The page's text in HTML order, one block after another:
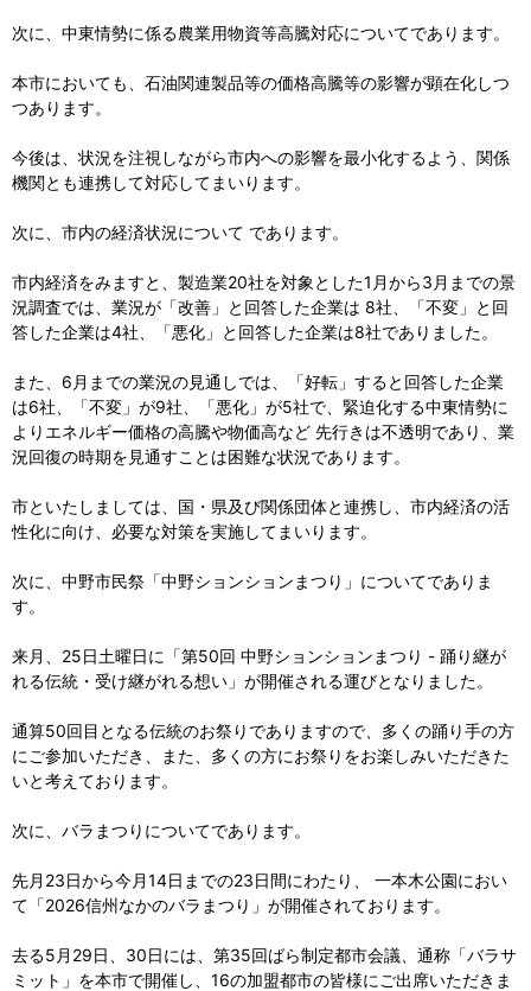
次に、中東情勢に係る農業用物資等高騰対応についてであります。
本市においても、石油関連製品等の価格高騰等の影響が顕在化しつ
つあります。
今後は、状況を注視しながら市内への影響を最小化するよう、関係
機関とも連携して対応してまいります。
次に、市内の経済状況について であります。
市内経済をみますと、製造業20社を対象とした1月から3月までの景
況調査では、業況が「改善」と回答した企業は 8社、「不変」と回
答した企業は4社、「悪化」と回答した企業は8社でありました。
また、6月までの業況の見通しでは、「好転」すると回答した企業
は6社、「不変」が9社、「悪化」が5社で、緊迫化する中東情勢に
よりエネルギー価格の高騰や物価高など 先行きは不透明であり、業
況回復の時期を見通すことは困難な状況であります。
市といたしましては、国・県及び関係団体と連携し、市内経済の活
性化に向け、必要な対策を実施してまいります。
次に、中野市民祭「中野ションションまつり」についてでありま
す。
来月、25日土曜日に「第50回 中野ションションまつり - 踊り継が
れる伝統・受け継がれる想い」が開催される運びとなりました。
通算50回目となる伝統のお祭りでありますので、多くの踊り手の方
にご参加いただき、また、多くの方にお祭りをお楽しみいただきた
いと考えております。
次に、バラまつりについてであります。
先月23日から今月14日までの23日間にわたり、 一本木公園におい
て「2026信州なかのバラまつり」が開催されております。
去る5月29日、30日には、第35回ばら制定都市会議、通称「バラサ
ミット」を本市で開催し、16の加盟都市の皆様にご出席いただきま